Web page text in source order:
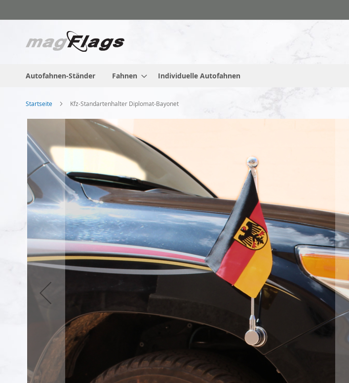
Inhalt
Autofahnen-Ständer Fahnen Individuelle Autofahnen
Startseite Kfz-Standartenhalter Diplomat-Bayonet
Ende
der
Bildgalerie
springen